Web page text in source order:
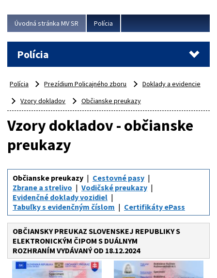
Úvodná stránka MV SR Polícia
Polícia
Polícia Prezídium Policajného zboru
Doklady a evidencie
Vzory dokladov
Občianske preukazy
Vzory dokladov - občianske
preukazy
Občianske preukazy
Cestovné pasy
Zbrane a strelivo
Vodičské preukazy
Evidenčné doklady vozidiel
Tabuľky s evidenčným číslom
Certifikáty ePass
OBČIANSKY PREUKAZ SLOVENSKEJ REPUBLIKY S
ELEKTRONICKÝM ČIPOM S DUÁLNYM
ROZHRANÍM VYDÁVANÝ OD 18.12.2024